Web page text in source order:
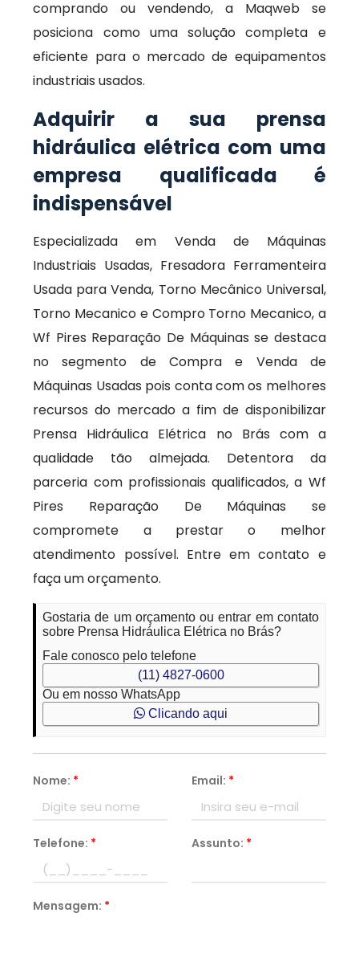
comprando ou vendendo, a Maqweb se
posiciona como uma solução completa e
eficiente para o mercado de equipamentos
industriais usados.
Adquirir a sua prensa
hidráulica elétrica com uma
empresa qualificada é
indispensável
Especializada em Venda de Máquinas
Industriais Usadas, Fresadora Ferramenteira
Usada para Venda, Torno Mecânico Universal,
Torno Mecanico e Compro Torno Mecanico, a
Wf Pires Reparação De Máquinas se destaca
no segmento de Compra e Venda de
Máquinas Usadas pois conta com os melhores
recursos do mercado a fim de disponibilizar
Prensa Hidráulica Elétrica no Brás com a
qualidade tão almejada. Detentora da
parceria com profissionais qualificados, a Wf
Pires Reparação De Máquinas se
compromete a prestar o melhor
atendimento possível. Entre em contato e
faça um orçamento.
Gostaria de um orçamento ou entrar em contato
sobre Prensa Hidráulica Elétrica no Brás?
Fale conosco pelo telefone
(11) 4827-0600
Ou em nosso WhatsApp
Clicando aqui
Nome: * Email: *
Telefone: * Assunto: *
Mensagem: *